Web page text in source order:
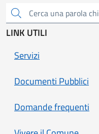
Cerca una parola chiave
LINK UTILI
Servizi
Documenti Pubblici
Domande frequenti